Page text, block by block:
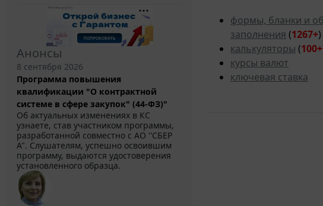
Анонсы
8 сентября 2026
Программа повышения
квалификации "О контрактной
системе в сфере закупок" (44-ФЗ)"
Об актуальных изменениях в КС
узнаете, став участником программы,
разработанной совместно с АО ''СБЕР
А". Слушателям, успешно освоившим
программу, выдаются удостоверения
установленного образца.
формы, бланки и
заполнения (1267+)
калькуляторы (100+
курсы валют
ключевая ставка